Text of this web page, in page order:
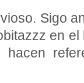
Sigo
en